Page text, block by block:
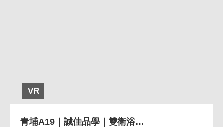
VR
青埔A19｜誠佳品學｜雙衛浴開窗｜三房平車